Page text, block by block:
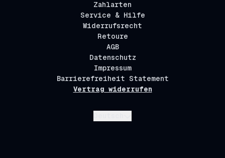
Zahlarten
Service & Hilfe
Widerrufsrecht
Retoure
AGB
Datenschutz
Impressum
Barrierefreiheit Statement
Vertrag widerrufen